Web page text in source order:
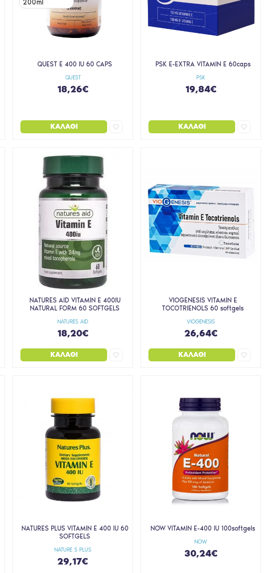
200ml
QUEST
QUEST E 400 IU 60 CAPS
18,26€
ΚΑΛΆΘΙ
PSK
PSK E-EXTRA VITAMIN E 60caps
19,84€
ΚΑΛΆΘΙ
NATURES AID
NATURES AID VITAMIN E 400IU
NATURAL FORM 60 SOFTGELS
18,20€
ΚΑΛΆΘΙ
VIOGENESIS
VIOGENESIS VITAMIN E
TOCOTRIENOLS 60 softgels
26,64€
ΚΑΛΆΘΙ
NATURE S PLUS
NATURES PLUS VITAMIN E 400 IU 60
SOFTGELS
29,17€
NOW
NOW VITAMIN E-400 IU 100softgels
30,24€